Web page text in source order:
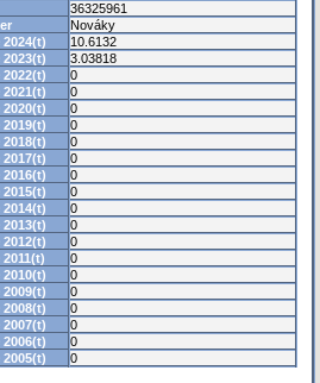
36325961
Nováky
10.6132
3.03818
0
0
0
0
0
0
0
0
0
0
0
0
0
0
0
0
0
0